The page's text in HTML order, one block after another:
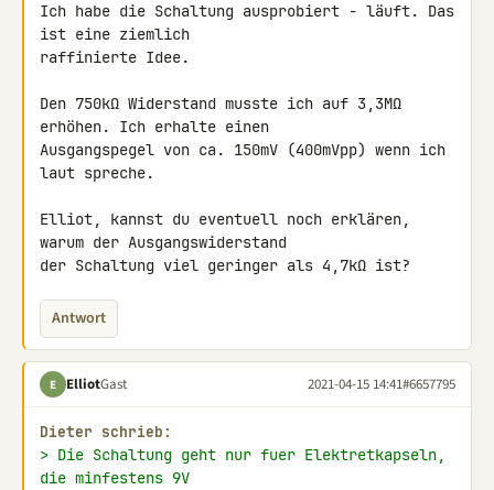
Ich habe die Schaltung ausprobiert - läuft. Das
ist eine ziemlich
raffinierte Idee.
Den 750kΩ Widerstand musste ich auf 3,3MΩ
erhöhen. Ich erhalte einen
Ausgangspegel von ca. 150mV (400mVpp) wenn ich
laut spreche.
Elliot, kannst du eventuell noch erklären,
warum der Ausgangswiderstand
der Schaltung viel geringer als 4,7kΩ ist?
Antwort
E ElliotGast 2021-04-15 14:41#6657795
Dieter schrieb:
> Die Schaltung geht nur fuer Elektretkapseln,
die minfestens 9V